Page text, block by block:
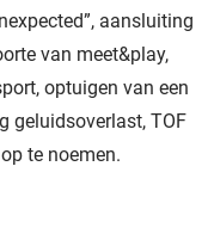
aansluiting
van meet&play,
optuigen van een
geluidsoverlast, TOF
te noemen.